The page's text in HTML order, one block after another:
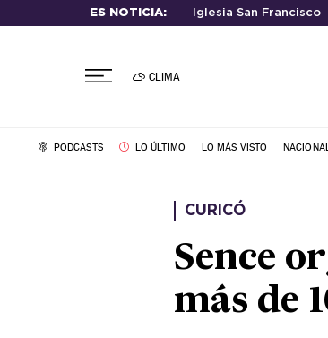
ES NOTICIA: Iglesia San Francisco
CLIMA
PODCASTS LO ÚLTIMO LO MÁS VISTO
CURICÓ
Sence
más de